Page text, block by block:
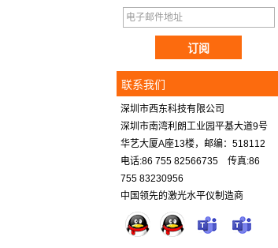
联系我们
深圳市西东科技有限公司
深圳市南湾利朗工业园平基大道9号
华艺大厦A座13楼，邮编：518112
电话:86 755 82566735 传真:86
755 83230956
中国领先的激光水平仪制造商